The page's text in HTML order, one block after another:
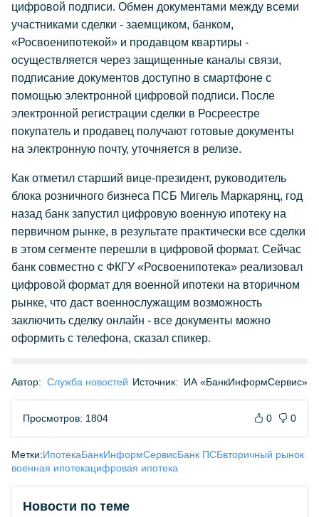
цифровой подписи. Обмен документами между всеми
участниками сделки - заемщиком, банком,
«Росвоенипотекой» и продавцом квартиры -
осуществляется через защищенные каналы связи,
подписание документов доступно в смартфоне с
помощью электронной цифровой подписи. После
электронной регистрации сделки в Росреестре
покупатель и продавец получают готовые документы
на электронную почту, уточняется в релизе.
Как отметил старший вице-президент, руководитель
блока розничного бизнеса ПСБ Мигель Маркарянц, год
назад банк запустил цифровую военную ипотеку на
первичном рынке, в результате практически все сделки
в этом сегменте перешли в цифровой формат. Сейчас
банк совместно с ФКГУ «Росвоенипотека» реализовал
цифровой формат для военной ипотеки на вторичном
рынке, что даст военнослужащим возможность
заключить сделку онлайн - все документы можно
оформить с телефона, сказал спикер.
Автор: Служба новостей Источник: ИА «БанкИнформСервис»
Просмотров: 1804 0 0
Метки:ИпотекаБанкИнформСервисБанк ПСБвторичный рынок
военная ипотекацифровая ипотека
Новости по теме